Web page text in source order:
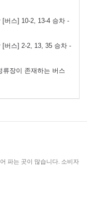
버스] 10-2, 13-4 승차 -
[버스] 2-2, 13, 35 승차 -
류장이 존재하는 버스
파는 곳이 많습니다. 소비자